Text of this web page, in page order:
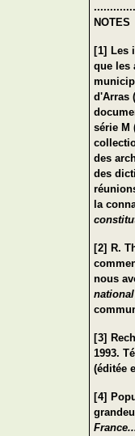
NOTES
[1] Les
que les
d'Arras
série M
des
des
la
[2] R.
nous
[3]
1993.
(éditée
[4]